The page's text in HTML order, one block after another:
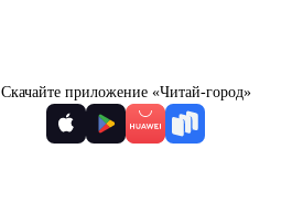
Скачайте приложение «Читай-город»